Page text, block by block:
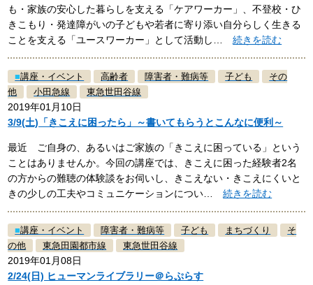
も・家族の安心した暮らしを支える「ケアワーカー」、不登校・ひ
きこもり・発達障がいの子どもや若者に寄り添い自分らしく生きる
ことを支える「ユースワーカー」として活動し…続きを読む
■講座・イベント 高齢者 障害者・難病等 子ども
その
他
小田急線 東急世田谷線
2019年01月10日
3/9(土)「きこえに困ったら」～書いてもらうとこんなに便利～
最近 ご自身の、あるいはご家族の「きこえに困っている」という
ことはありませんか。今回の講座では、きこえに困った経験者2名
の方からの難聴の体験談をお伺いし、きこえない・きこえにくいと
きの少しの工夫やコミュニケーションについ…続きを読む
■講座・イベント 障害者・難病等 子ども まちづくり
そ
の他
東急田園都市線 東急世田谷線
2019年01月08日
2/24(日) ヒューマンライブラリー＠らぷらす